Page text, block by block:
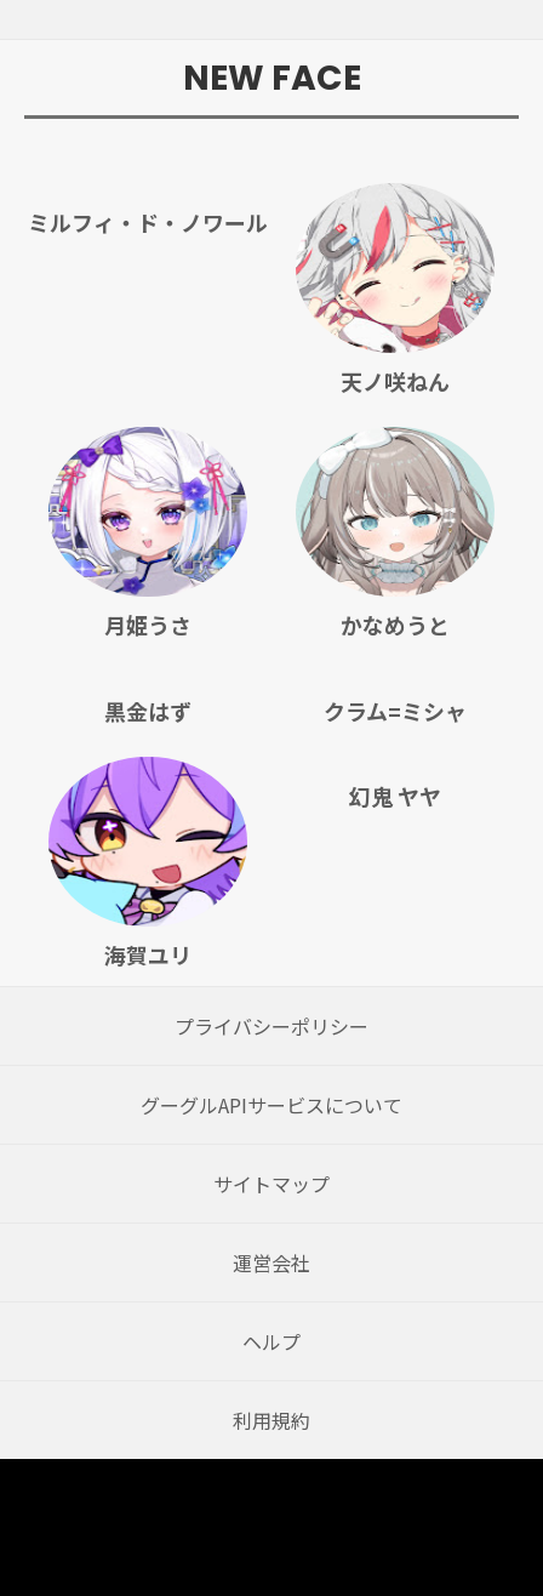
NEW FACE
ミルフィ・ド・ノワール
天ノ咲ねん
月姫うさ かなめうと
黒金はず クラム=ミシャ
海賀ユリ
幻鬼 ヤヤ
プライバシーポリシー
グーグルAPIサービスについて
サイトマップ
運営会社
ヘルプ
利用規約